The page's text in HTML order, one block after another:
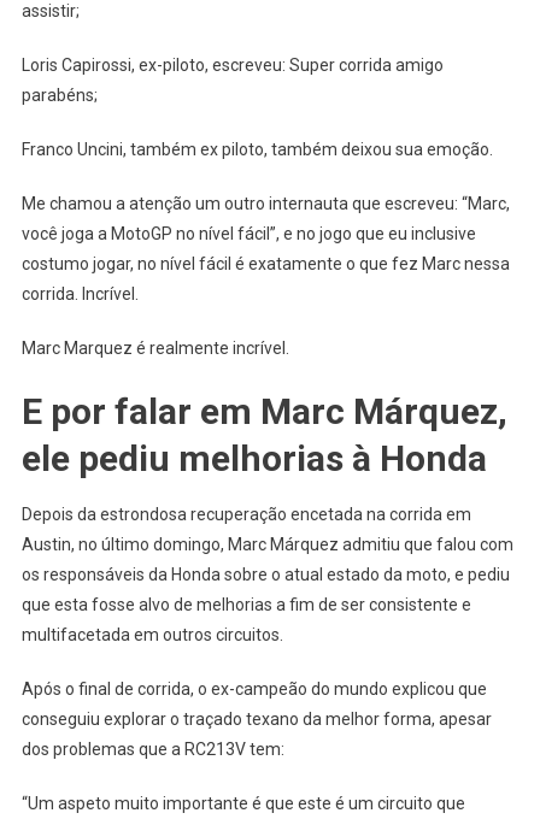
assistir;
Loris Capirossi, ex-piloto, escreveu: Super corrida amigo
parabéns;
Franco Uncini, também ex piloto, também deixou sua emoção.
Me chamou a atenção um outro internauta que escreveu: “Marc,
você joga a MotoGP no nível fácil”, e no jogo que eu inclusive
costumo jogar, no nível fácil é exatamente o que fez Marc nessa
corrida. Incrível.
Marc Marquez é realmente incrível.
E por falar em Marc Márquez,
ele pediu melhorias à Honda
Depois da estrondosa recuperação encetada na corrida em
Austin, no último domingo, Marc Márquez admitiu que falou com
os responsáveis da Honda sobre o atual estado da moto, e pediu
que esta fosse alvo de melhorias a fim de ser consistente e
multifacetada em outros circuitos.
Após o final de corrida, o ex-campeão do mundo explicou que
conseguiu explorar o traçado texano da melhor forma, apesar
dos problemas que a RC213V tem:
“Um aspeto muito importante é que este é um circuito que